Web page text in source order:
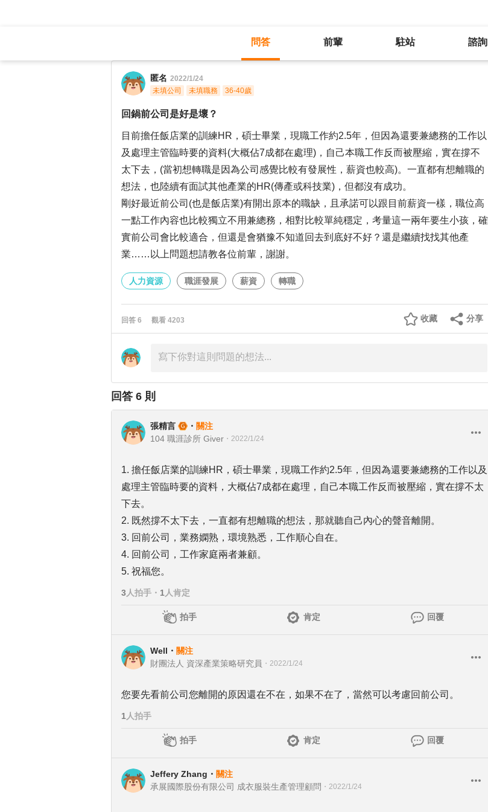
問答 前輩 駐站 諮詢
回鍋前公司是好是壞？
匿名 2022/1/24
未填公司
未填職務 36-40歲
回鍋前公司是好是壞？
目前擔任飯店業的訓練HR，碩士畢業，現職工作約2.5年，但因為還要兼總務的工作以
及處理主管臨時要的資料(大概佔7成都在處理)，自己本職工作反而被壓縮，實在撐不
太下去，(當初想轉職是因為公司感覺比較有發展性，薪資也較高)。一直都有想離職的
想法，也陸續有面試其他產業的HR(傳產或科技業)，但都沒有成功。
剛好最近前公司(也是飯店業)有開出原本的職缺，且承諾可以跟目前薪資一樣，職位高
一點工作內容也比較獨立不用兼總務，相對比較單純穩定，考量這一兩年要生小孩，確
實前公司會比較適合，但還是會猶豫不知道回去到底好不好？還是繼續找找其他產
業……以上問題想請教各位前輩，謝謝。
人力資源 職涯發展 薪資 轉職
回答 6 觀看 4203 分享
收藏
回答 6 則
張精言 ・ 關注
104 職涯診所 Giver ・ 2022/1/24
1. 擔任飯店業的訓練HR，碩士畢業，現職工作約2.5年，但因為還要兼總務的工作以及
處理主管臨時要的資料，大概佔7成都在處理，自己本職工作反而被壓縮，實在撐不太
下去。
2. 既然撐不太下去，一直都有想離職的想法，那就聽自己內心的聲音離開。
3. 回前公司，業務嫻熟，環境熟悉，工作順心自在。
4. 回前公司，工作家庭兩者兼顧。
5. 祝福您。
3人拍手 ・ 1 人肯定
拍手 肯定 回覆
Well ・ 關注
財團法人 資深產業策略研究員 ・ 2022/1/24
您要先看前公司您離開的原因還在不在，如果不在了，當然可以考慮回前公司。
1 人拍手
拍手 肯定 回覆
Jeffery Zhang ・ 關注
承展國際股份有限公司 成衣服裝生產管理顧問 ・ 2022/1/24